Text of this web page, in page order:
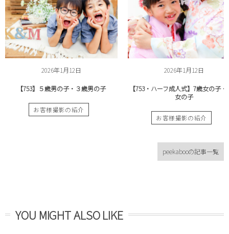
2026年1月12日
【753】５歳男の子・３歳男の子
お客様撮影の紹介
2026年1月12日
【753・ハーフ成人式】7歳女の子・
女の子
お客様撮影の紹介
peekabooの記事一覧
YOU MIGHT ALSO LIKE